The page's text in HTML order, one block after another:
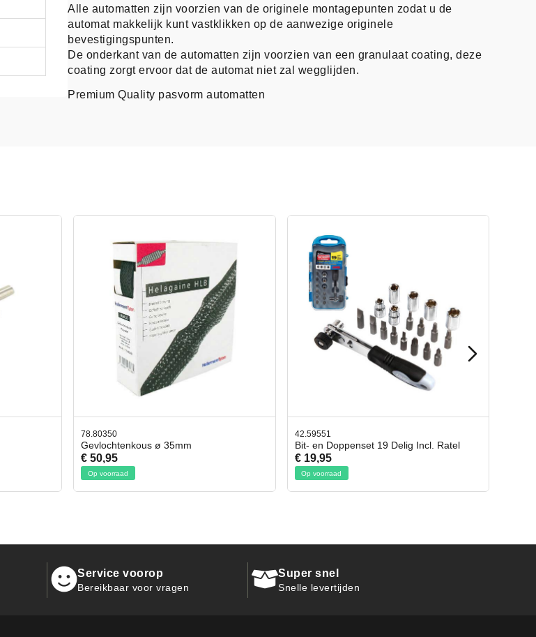
Alle automatten zijn voorzien van de originele montagepunten zodat u de
automat makkelijk kunt vastklikken op de aanwezige originele
bevestigingspunten.
De onderkant van de automatten zijn voorzien van een granulaat coating, deze
coating zorgt ervoor dat de automat niet zal wegglijden.
Premium Quality pasvorm automatten
42.59551
Bit- en Doppenset 19 Delig Incl. Ratel
€ 19,95
Op voorraad
42.65998
Afbreekmes 2 stuks
€ 10,95
Op voorraad
Service voorop
Bereikbaar voor vragen
Super snel
Snelle levertijden